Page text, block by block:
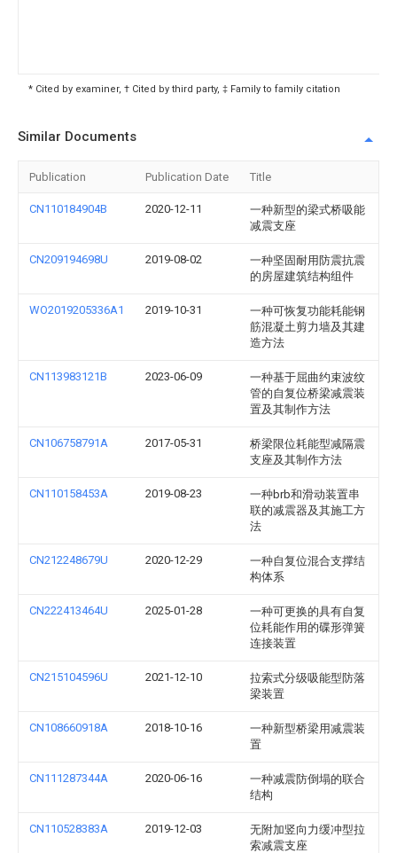
* Cited by examiner, † Cited by third party, ‡ Family to family citation
Similar Documents
Publication Publication Date Title
CN110184904B 2020-12-11
一种新型的梁式桥吸能
减震支座
CN209194698U 2019-08-02
一种坚固耐用防震抗震
的房屋建筑结构组件
WO2019205336A1 2019-10-31
一种可恢复功能耗能钢
筋混凝土剪力墙及其建
造方法
CN113983121B 2023-06-09
一种基于屈曲约束波纹
管的自复位桥梁减震装
置及其制作方法
CN106758791A 2017-05-31
桥梁限位耗能型减隔震
支座及其制作方法
CN110158453A 2019-08-23
一种brb和滑动装置串
联的减震器及其施工方
法
CN212248679U 2020-12-29
一种自复位混合支撑结
构体系
CN222413464U 2025-01-28
一种可更换的具有自复
位耗能作用的碟形弹簧
连接装置
CN215104596U 2021-12-10
拉索式分级吸能型防落
梁装置
CN108660918A 2018-10-16
一种新型桥梁用减震装
置
CN111287344A 2020-06-16
一种减震防倒塌的联合
结构
CN110528383A 2019-12-03
无附加竖向力缓冲型拉
索减震支座